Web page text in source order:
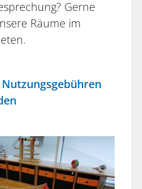
Gerne
Räume im